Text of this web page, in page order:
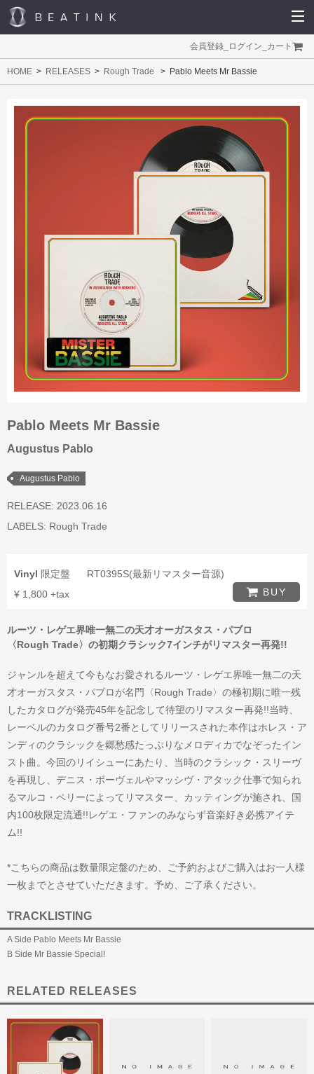
会員登録 ログイン カート
HOME RELEASES Rough Trade Pablo Meets Mr Bassie
Pablo Meets Mr Bassie
Augustus Pablo
Augustus Pablo
RELEASE: 2023.06.16
LABELS: Rough Trade
Vinyl 限定盤
RT0395S(最新リマスター音源)
¥ 1,800 +tax
BUY
ルーツ・レゲエ界唯一無二の天才オーガスタス・パブロ
〈Rough Trade〉の初期クラシック7インチがリマスター再発!!
ジャンルを超えて今もなお愛されるルーツ・レゲエ界唯一無二の天
才オーガスタス・パブロが名門〈Rough Trade〉の極初期に唯一残
したカタログが発売45年を記念して待望のリマスター再発!!当時、
レーベルのカタログ番号2番としてリリースされた本作はホレス・ア
ンディのクラシックを郷愁感たっぷりなメロディカでなぞったイン
スト曲。今回のリイシューにあたり、当時のクラシック・スリーヴ
を再現し、デニス・ボーヴェルやマッシヴ・アタック仕事で知られ
るマルコ・ペリーによってリマスター、カッティングが施され、国
内100枚限定流通!!レゲエ・ファンのみならず音楽好き必携アイテ
ム!!
*こちらの商品は数量限定盤のため、ご予約およびご購入はお一人様
一枚までとさせていただきます。予め、ご了承ください。
TRACKLISTING
A Side Pablo Meets Mr Bassie
B Side Mr Bassie Special!
RELATED RELEASES